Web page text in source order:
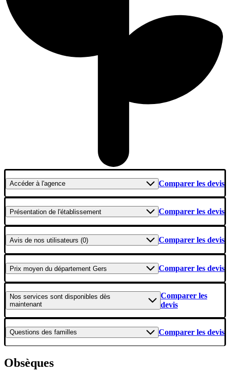
Accéderà l'agence Comparer les devis
Présentation de l'établissement Comparer les devis
Avis de nos utilisateurs (0) Comparer les devis
Prix moyen du département Gers Comparer les devis
Nos services sont disponibles dès
maintenant
Comparer les
devis
Questions des familles Comparer les devis
Obsèques